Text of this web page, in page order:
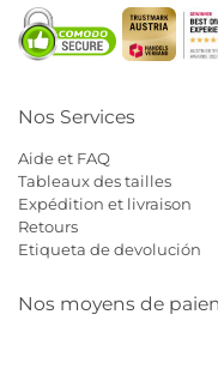
Nos Services
Aide et FAQ
Tableaux des tailles
Expédition et livraison
Retours
Etiqueta de devolución
Nos moyens de